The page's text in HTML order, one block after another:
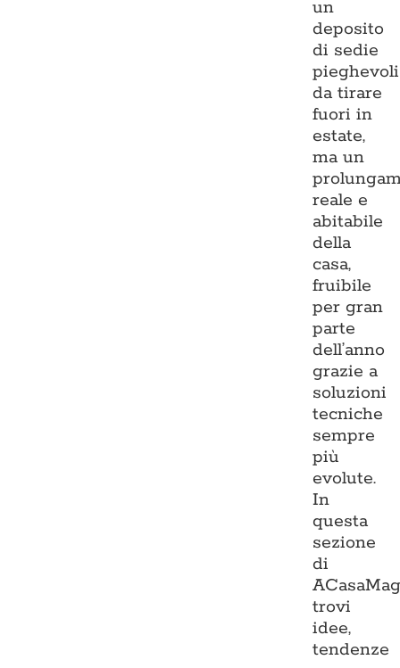
un
deposito
di sedie
pieghevoli
da tirare
fuori in
estate,
ma un
reale e
abitabile
della
casa,
fruibile
per gran
parte
dell’anno
grazie a
soluzioni
tecniche
sempre
più
evolute.
In
questa
sezione
di
trovi
idee,
tendenze